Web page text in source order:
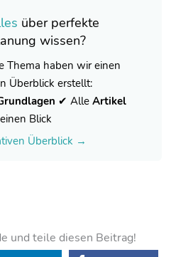
über perfekte
wissen?
Thema haben wir einen
Überblick erstellt:
✔ Alle Artikel
Blick
Überblick →
und teile diesen Beitrag!